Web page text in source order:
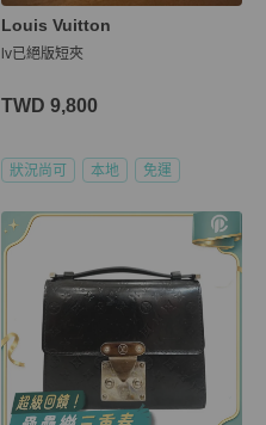
Louis Vuitton
lv已絕版短夾
TWD 9,800
狀況尚可 本地 免運